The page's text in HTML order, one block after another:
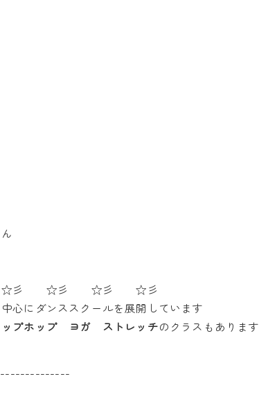
☆彡 ☆彡 ☆彡
中心にダンススクールを展開しています
プホップ ヨガ ストレッチのクラスもあります